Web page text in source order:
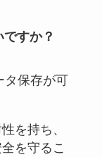
すか？
タ保存が可
を持ち、
を守るこ